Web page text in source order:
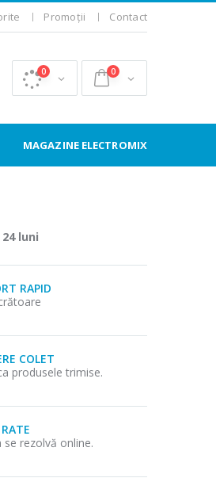
Promoții Contact
0 0
MAGAZINE ELECTROMIX
luni
RAPID
COLET
produsele trimise.
rezolvă online.